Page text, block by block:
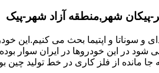
پیکان شهر,منطقه آزاد شهر-پیک
در این خودروها در ایران سوار بوده
جا مانده از فلز کاری در خط تولید